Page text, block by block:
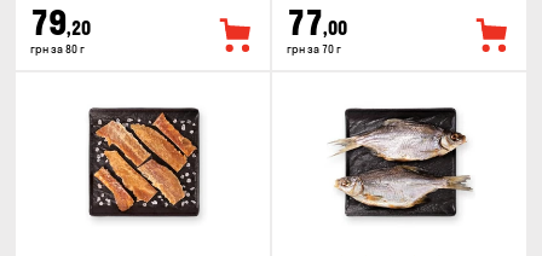
79,20
грн за 80 г
77,00
грн за 70 г